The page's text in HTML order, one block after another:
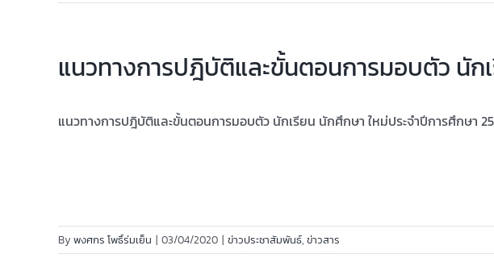
แนวทางการปฎิบัติและขั้นตอนการมอบตัว นัก
แนวทางการปฎิบัติและขั้นตอนการมอบตัว นักเรียน นักศึกษา ใหม่ประจำปีการศึกษา
By พงศกร โพธิ์ร่มเย็น | 03/04/2020 | ข่าวประชาสัมพันธ์, ข่าวสาร